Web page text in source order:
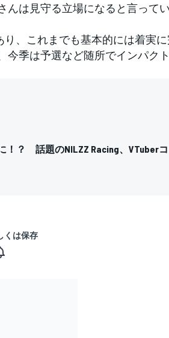
んは見守る立場になると言って
、これまでも基本的には着実に
今季は予選など随所でインパク
に！？ 話題のNILZZ Racing、VTuber
くは保存